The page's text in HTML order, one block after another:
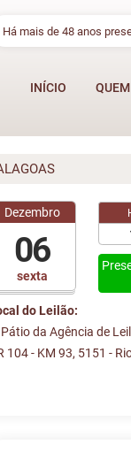
Há mais de 48 anos
INÍCIO
sexta
Dezembro
06
do Leilão:
Pátio da Agência de
104 - KM 93, 5151 -